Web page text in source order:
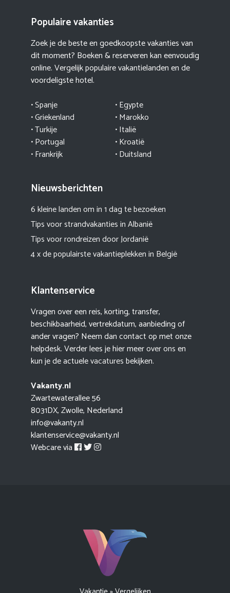
Populaire vakanties
Zoek je de beste en goedkoopste vakanties van
dit moment? Boeken & reserveren kan eenvoudig
online. Vergelijk populaire vakantielanden en de
voordeligste hotel.
• Spanje
• Griekenland
• Turkije
•Portugal
• Frankrijk
• Egypte
•Marokko
• Italië
•Kroatië
• Duitsland
Nieuwsberichten
6 kleine landen om in 1 dag te bezoeken
Tips voor strandvakanties in Albanië
Tips voor rondreizen door Jordanië
4 x de populairste vakantieplekken in België
Klantenservice
Vragen over een reis, korting, transfer,
beschikbaarheid, vertrekdatum, aanbieding of
ander vragen? Neem dan contact op met onze
helpdesk. Verder lees je hier meerover onsen
kun je de actuelevacaturesbekijken.
Vakanty.nl
Zwartewaterallee 56
8031DX, Zwolle, Nederland
info@vakanty.nl
klantenservice@vakanty.nl
Webcare via